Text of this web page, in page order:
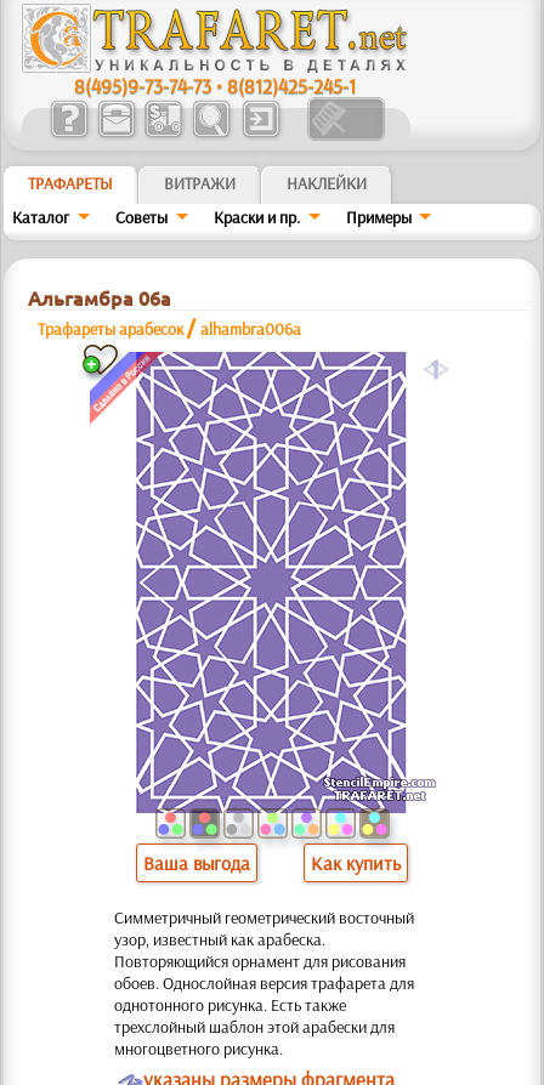
8(495)9-73-74-73 •8(812)425-245-1
ТРАФАРЕТЫ ВИТРАЖИ
НАКЛЕЙКИ
Каталог
Советы Краски и пр. Примеры
Альгамбра 06а
Трафареты арабесок /alhambra006a
a
Ваша выгода Как купить
Симметричный геометрический восточный
узор, известный как арабеска.
Повторяющийся орнамент для рисования
обоев. Однослойная версия трафарета для
однотонного рисунка. Есть также
трехслойный шаблон этой арабески для
многоцветного рисунка.
Oуказаны размеры фрагмента